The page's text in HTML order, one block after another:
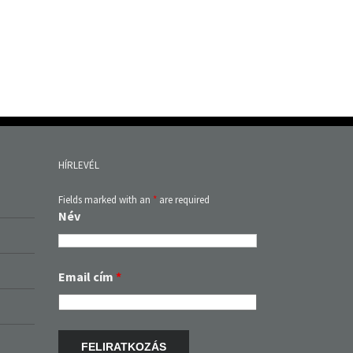
HÍRLEVÉL
Fields marked with an *are required
Név
Email cím *